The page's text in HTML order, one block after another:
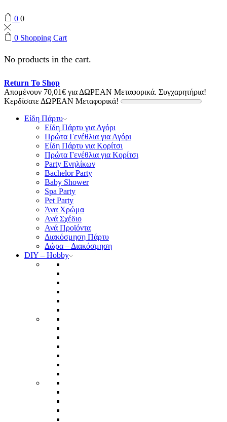
0 0
0 Shopping Cart
No products in the cart.
Return To Shop
Απομένουν 70,01€ για ΔΩΡΕΑΝ Μεταφορικά. Συγχαρητήρια!
Κερδίσατε ΔΩΡΕΑΝ Μεταφορικά!
Είδη Πάρτυ
Είδη Πάρτυ για Αγόρι
Πρώτα Γενέθλια για Αγόρι
Είδη Πάρτυ για Κορίτσι
Πρώτα Γενέθλια για Κορίτσι
Party Ενηλίκων
Bachelor Party
Baby Shower
Spa Party
Pet Party
Άνα Χρώμα
Ανά Σχέδιο
Ανά Προϊόντα
Διακόσμηση Πάρτυ
Δώρα – Διακόσμηση
DIY – Hobby